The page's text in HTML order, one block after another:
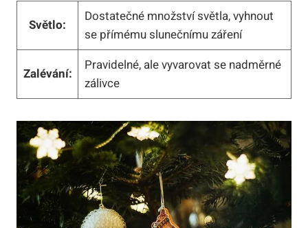
Světlo:
Dostatečné množství světla, vyhnout
se přímému slunečnímu záření
Zalévání:
Pravidelné, ale vyvarovat se nadměrné
zálivce